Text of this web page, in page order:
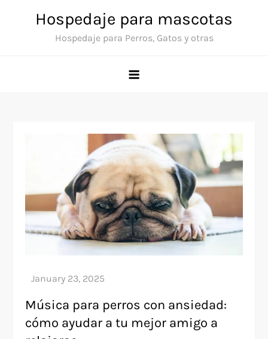
Hospedaje para mascotas
Hospedaje para Perros, Gatos y otras
Música para perros con ansiedad:
cómo ayudar a tu mejor amigo a